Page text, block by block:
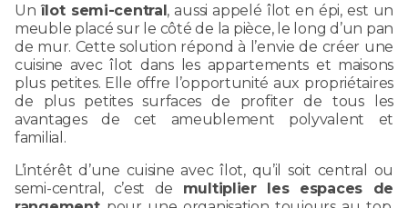
Unîlot semi-central, aussi appelé îlot en épi, est un
meuble placé sur le côté de la pièce, le long d’un pan
de mur. Cette solution répond à l’envie de créer une
cuisine avec îlot dans les appartements et maisons
plus petites. Elle offre l’opportunité aux propriétaires
de plus petites surfaces de profiter de tous les
avantages de cet ameublement polyvalent et
familial.
L’intérêt d’une cuisine avec îlot, qu’il soit central ou
semi-central, c’est de multiplier les espaces de